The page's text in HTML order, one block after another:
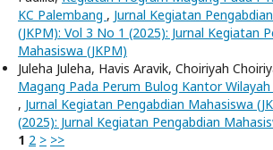
KC Palembang , Jurnal Kegiatan
(JKPM): Vol 3 No 1 (2025): Jurnal Kegiatan
Mahasiswa (JKPM)
Juleha Juleha, Havis Aravik, Choiriyah
Magang Pada Perum Bulog Kantor
, Jurnal Kegiatan Pengabdian Mahasiswa
(2025): Jurnal Kegiatan Pengabdian
1 2 > >>